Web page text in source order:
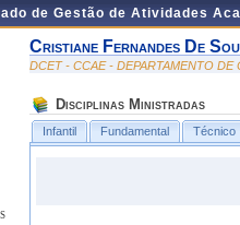
de Gestão de Atividades
Cristiane Fernandes De
DCET - CCAE - DEPARTAMENTO DE
Disciplinas Ministradas
Infantil Fundamental Técnico